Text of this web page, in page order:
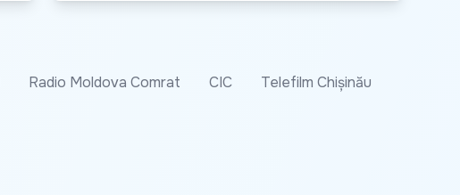
Radio Moldova Comrat CIC
Telefilm Chișinău